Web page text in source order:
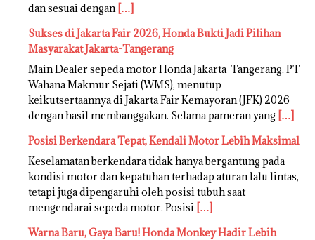
dan sesuai dengan […]
Sukses di Jakarta Fair 2026, Honda Bukti Jadi Pilihan
Masyarakat Jakarta-Tangerang
Main Dealer sepeda motor Honda Jakarta-Tangerang, PT
Wahana Makmur Sejati (WMS), menutup
keikutsertaannya di Jakarta Fair Kemayoran (JFK) 2026
dengan hasil membanggakan. Selama pameran yang […]
Posisi Berkendara Tepat, Kendali Motor Lebih Maksimal
Keselamatan berkendara tidak hanya bergantung pada
kondisi motor dan kepatuhan terhadap aturan lalu lintas,
tetapi juga dipengaruhi oleh posisi tubuh saat
mengendarai sepeda motor. Posisi […]
Warna Baru, Gaya Baru! Honda Monkey Hadir Lebih